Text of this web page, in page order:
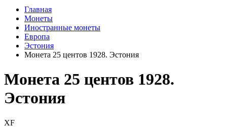
Главная
Монеты
Иностранные монеты
Европа
Эстония
Монета 25 центов 1928. Эстония
Монета 25 центов 1928.
Эстония
XF